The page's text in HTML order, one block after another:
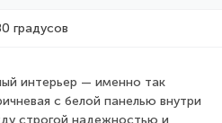
градусов
интерьер — именно так
с белой панелью внутри
строгой надежностью и